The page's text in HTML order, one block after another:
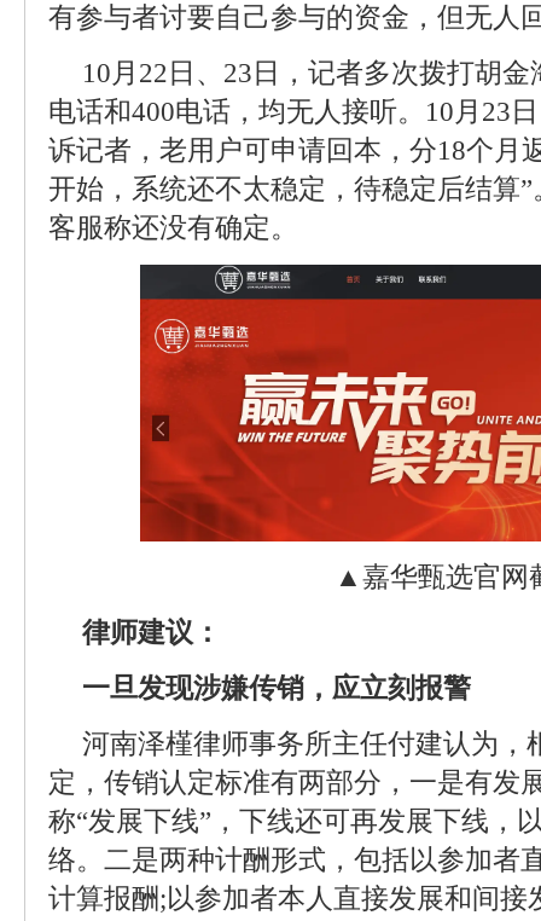
有参与者讨要自己参与的资金，但无人
10月22日、23日，记者多次拨打胡
电话和400电话，均无人接听。10月23
诉记者，老用户可申请回本，分18个月
开始，系统还不太稳定，待稳定后结算
客服称还没有确定。
▲嘉华甄选官网
律师建议：
一旦发现涉嫌传销，应立刻报警
河南泽槿律师事务所主任付建认为，
定，传销认定标准有两部分，一是有发
称“发展下线”，下线还可再发展下线，
络。二是两种计酬形式，包括以参加者
计算报酬;以参加者本人直接发展和间接